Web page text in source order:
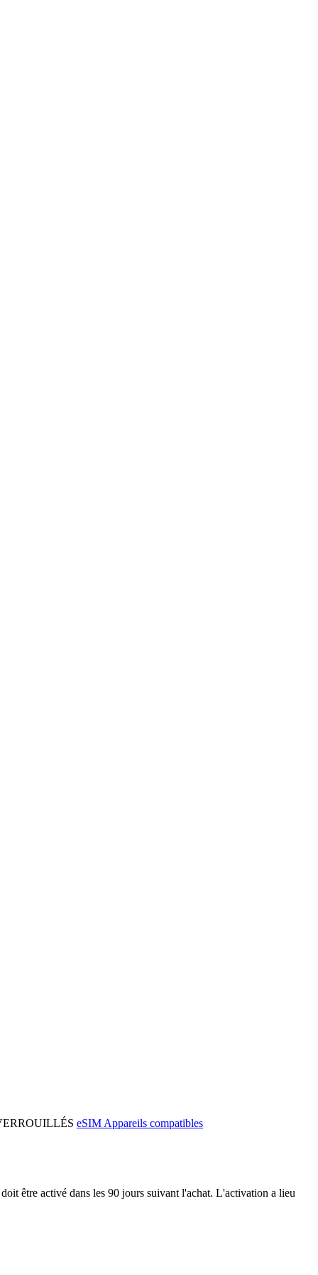
eSIM Appareils compatibles
être activé dans les 90 jours suivant l'achat. L'activation a lieu